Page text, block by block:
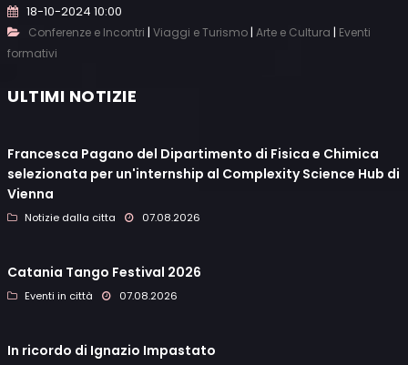
18-10-2024 10:00
Conferenze e Incontri | Viaggi e Turismo| Arte e Cultura | Eventi
formativi
ULTIMI NOTIZIE
Francesca Pagano del Dipartimento di Fisica e Chimica
selezionata per un'internship al Complexity Science Hub di
Vienna
Notizie dalla citta 07.08.2026
Catania Tango Festival 2026
Eventi in città 07.08.2026
In ricordo di Ignazio Impastato